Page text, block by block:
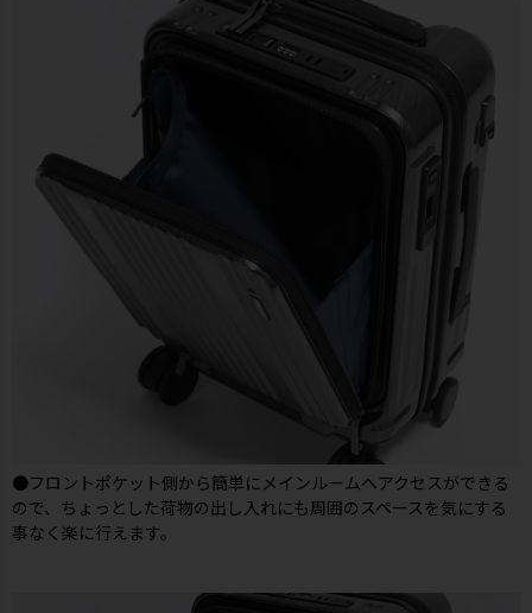
●フロントポケット側から簡単にメインルームへアクセスができる
ので、ちょっとした荷物の出し入れにも周囲のスペースを気にする
事なく楽に行えます。